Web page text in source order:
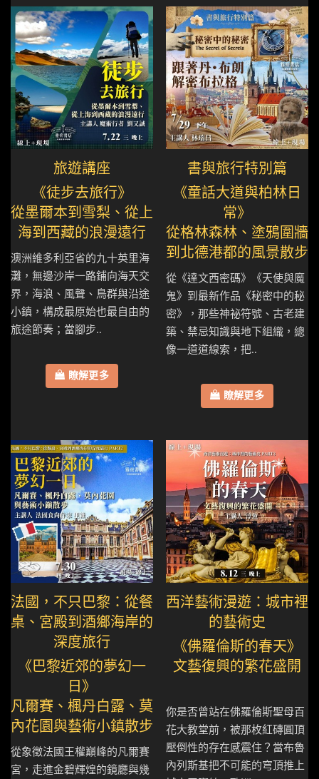
旅遊講座
《徒步去旅行》
從墨爾本到雪梨、從上
海到西藏的浪漫遠行
澳洲維多利亞省的九十英里海
灘，無邊沙岸一路鋪向海天交
界，海浪、風聲、鳥群與沿途
小鎮，構成最原始也最自由的
旅途節奏；當腳步..
瞭解更多
書與旅行特別篇
《童話大道與柏林日
常》
從格林森林、塗鴉圍牆
到北德港都的風景散步
從《達文西密碼》《天使與魔
鬼》到最新作品《秘密中的秘
密》，那些神祕符號、古老建
築、禁忌知識與地下組織，總
像一道道線索，把..
瞭解更多
法國，不只巴黎：從餐
桌、宮殿到酒鄉海岸的
深度旅行
《巴黎近郊的夢幻一
日》
凡爾賽、楓丹白露、莫
內花園與藝術小鎮散步
從象徵法國王權巔峰的凡爾賽
宮，走進金碧輝煌的鏡廳與幾
西洋藝術漫遊：城市裡
的藝術史
《佛羅倫斯的春天》
文藝復興的繁花盛開
你是否曾站在佛羅倫斯聖母百
花大教堂前，被那枚紅磚圓頂
壓倒性的存在感震住？當布魯
內列斯基把不可能的穹頂推上